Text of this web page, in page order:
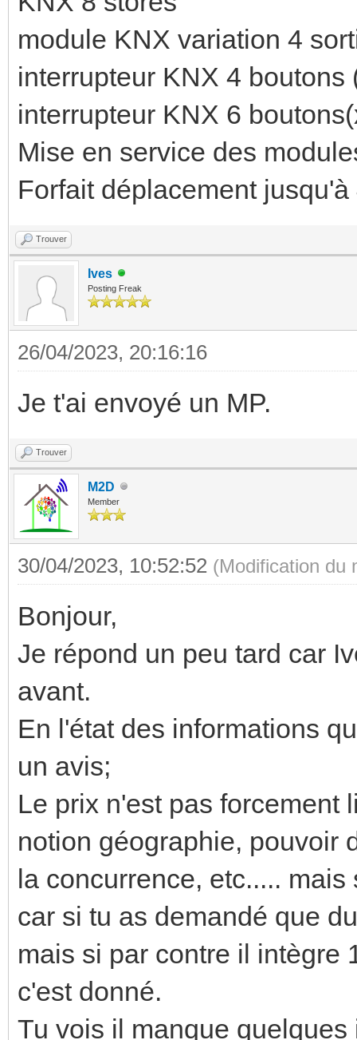
module KNX variation 4
interrupteur KNX 4 boutons
interrupteur KNX 6
Mise en service des
Forfait déplacement jusqu'à
Trouver
Ives
Posting Freak
26/04/2023, 20:16:16
Je t'ai envoyé un MP.
Trouver
M2D
Member
30/04/2023, 10:52:52 (Modification du
Bonjour,
Je répond un peu tard car
avant.
En l'état des informations
un avis;
Le prix n'est pas forcement
notion géographie, pouvoir
la concurrence, etc.....
car si tu as demandé que
mais si par contre il intègre
c'est donné.
Tu vois il manque